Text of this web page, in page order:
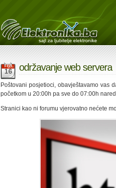
FEB
16 održavanje web servera
Poštovani posjetioci, obavještavamo vas
početkom u 20:00h pa sve do 07:00h
Stranici kao ni forumu vjerovatno nećete